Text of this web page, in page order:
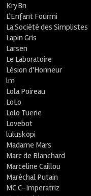
KryBn
L'Enfant Fourmi
La Société des Simplistes
Lapin Gris
Larsen
Le Laboratoire
Lésion d'Honneur
lm
Lola Poireau
LoLo
Lolo Tuerie
Lovebot
luluskopi
Madame Mars
Marc de Blanchard
Marceline Caillou
Maréchal Putain
MC C-Imperatriz